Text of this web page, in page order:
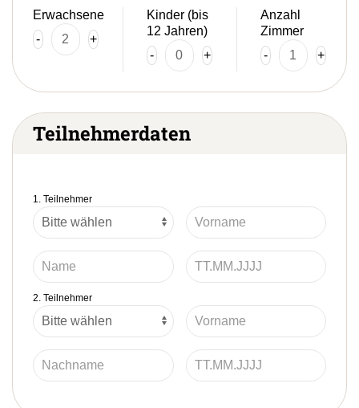
Erwachsene
-
+
Kinder (bis
12 Jahren)
-
+
Anzahl
Zimmer
-
+
Teilnehmerdaten
1. Teilnehmer
2. Teilnehmer